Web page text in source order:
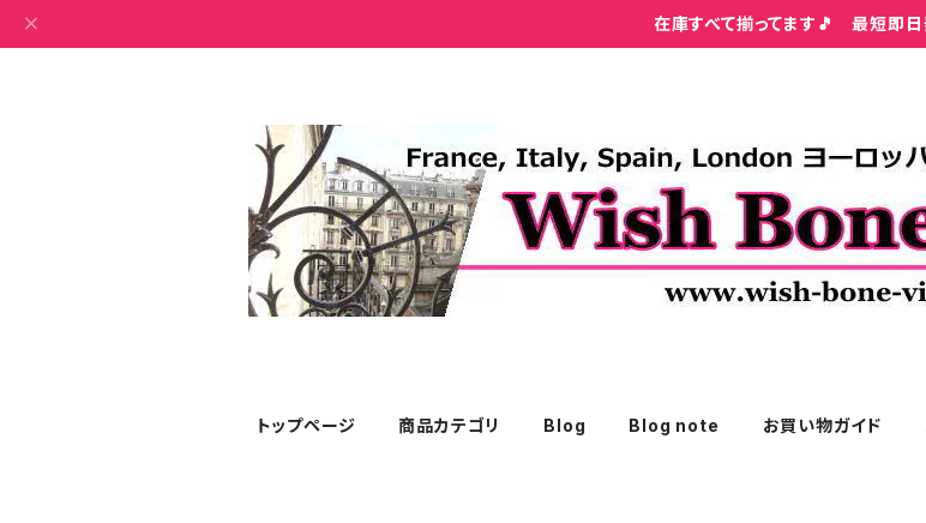
在庫すべて揃ってます🎵 最短即日
トップページ 商品カテゴリ Blog Blog note お買い物ガイド